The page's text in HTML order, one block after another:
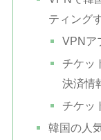
ティング
VPNア
チケッ
決済情
チケッ
韓国の人